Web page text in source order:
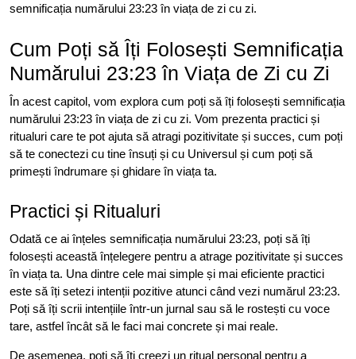
semnificația numărului 23:23 în viața de zi cu zi.
Cum Poți să Îți Folosești Semnificația
Numărului 23:23 în Viața de Zi cu Zi
În acest capitol, vom explora cum poți să îți folosești semnificația
numărului 23:23 în viața de zi cu zi. Vom prezenta practici și
ritualuri care te pot ajuta să atragi pozitivitate și succes, cum poți
să te conectezi cu tine însuți și cu Universul și cum poți să
primești îndrumare și ghidare în viața ta.
Practici și Ritualuri
Odată ce ai înțeles semnificația numărului 23:23, poți să îți
folosești această înțelegere pentru a atrage pozitivitate și succes
în viața ta. Una dintre cele mai simple și mai eficiente practici
este să îți setezi intenții pozitive atunci când vezi numărul 23:23.
Poți să îți scrii intențiile într-un jurnal sau să le rostești cu voce
tare, astfel încât să le faci mai concrete și mai reale.
De asemenea, poți să îți creezi un ritual personal pentru a